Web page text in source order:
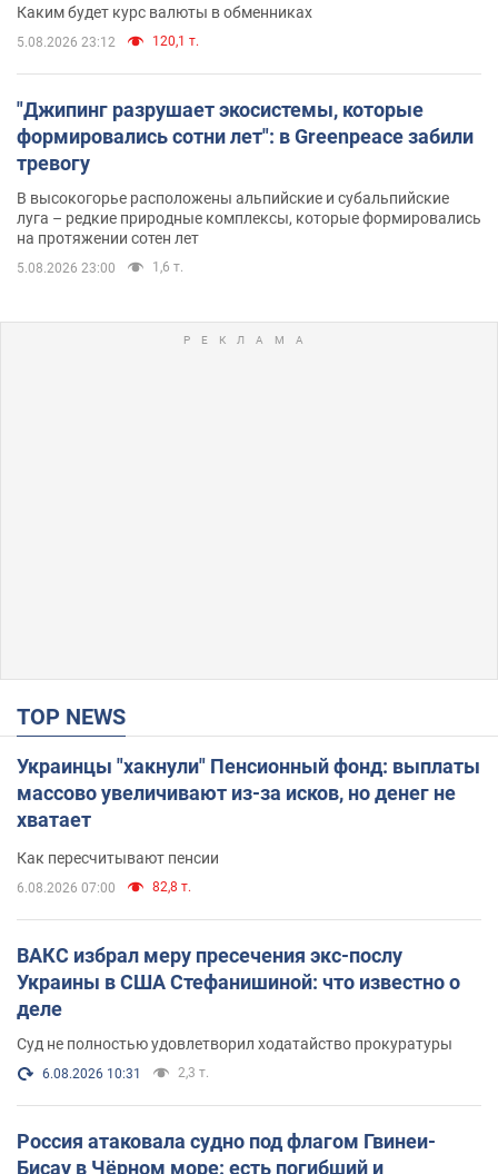
Каким будет курс валюты в обменниках
5.08.2026 23:12 120,1 т.
"Джипинг разрушает экосистемы, которые
формировались сотни лет": в Greenpeace забили
тревогу
В высокогорье расположены альпийские и субальпийские
луга – редкие природные комплексы, которые формировались
на протяжении сотен лет
5.08.2026 23:00 1,6 т.
TOP NEWS
Украинцы "хакнули" Пенсионный фонд: выплаты
массово увеличивают из-за исков, но денег не
хватает
Как пересчитывают пенсии
6.08.2026 07:00 82,8 т.
ВАКС избрал меру пресечения экс-послу
Украины в США Стефанишиной: что известно о
деле
Суд не полностью удовлетворил ходатайство прокуратуры
6.08.2026 10:31 2,3 т.
Россия атаковала судно под флагом Гвинеи-
Бисау в Чёрном море: есть погибший и